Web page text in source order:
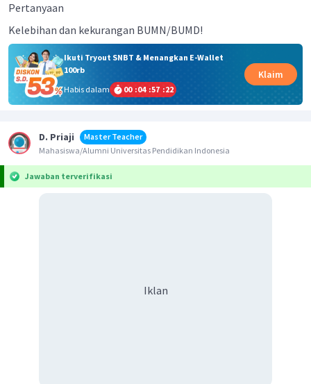
Pertanyaan
Kelebihan dan kekurangan BUMN/BUMD!
Ikuti Tryout SNBT & Menangkan E-Wallet
100rb
Habis dalam
00 :04 :57 :22
Klaim
D. Priaji
Master Teacher
Mahasiswa/Alumni Universitas Pendidikan Indonesia
Jawaban terverifikasi
Iklan